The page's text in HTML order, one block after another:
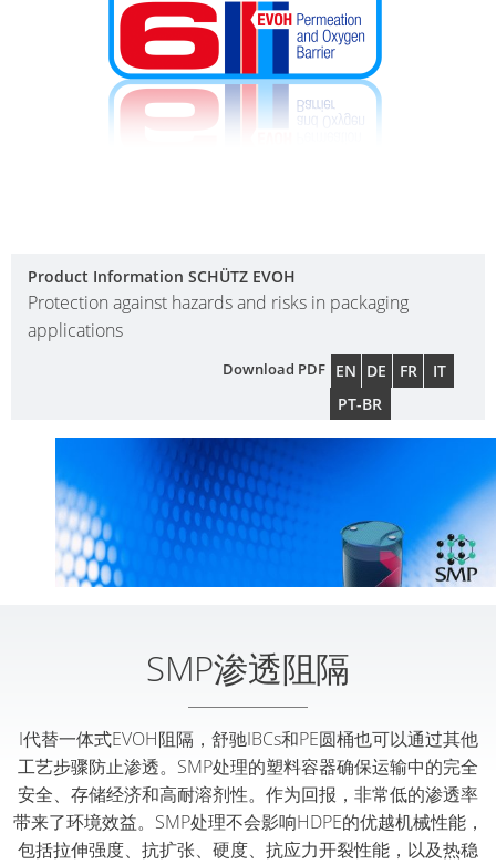
Product Information SCHÜTZ EVOH
Protection against hazards and risks in packaging
applications
Download PDF EN DE FR
IT
PT-BR
SMP渗透阻隔
I代替一体式EVOH阻隔，舒驰IBCs和PE圆桶也可以通过其他
工艺步骤防止渗透。SMP处理的塑料容器确保运输中的完全
安全、存储经济和高耐溶剂性。作为回报，非常低的渗透率
带来了环境效益。SMP处理不会影响HDPE的优越机械性能，
包括拉伸强度、抗扩张、硬度、抗应力开裂性能，以及热稳